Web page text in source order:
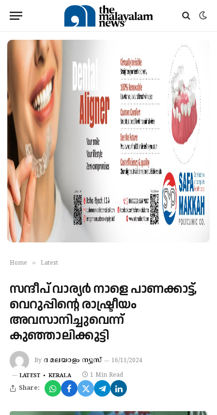
Home » Latest
സന്ദീപ് വാര്യർ നാളെ പാണക്കാട്ട്,
വെറുപ്പിന്റെ രാഷ്ട്രീയം
അവസാനിച്ചുവെന്ന്
കുഞ്ഞാലിക്കുട്ടി
By ദ മലയാളം ന്യൂസ് 16/11/2024
LATEST KERALA 1 Min Read
Share: